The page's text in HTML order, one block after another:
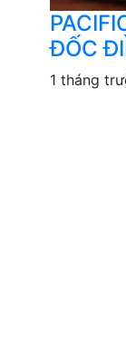
ĐỐC
1 tháng